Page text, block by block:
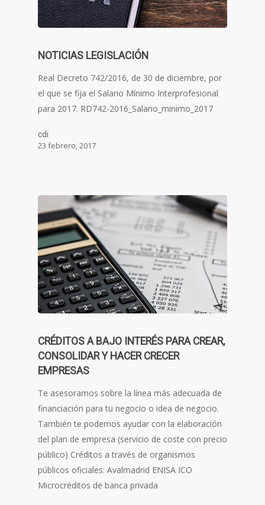
NOTICIAS LEGISLACIÓN
Real Decreto 742/2016, de 30 de diciembre, por
el que se fija el Salario Mínimo Interprofesional
para 2017. RD742-2016_Salario_minimo_2017
cdi
23 febrero, 2017
CRÉDITOS A BAJO INTERÉS PARA CREAR,
CONSOLIDAR Y HACER CRECER
EMPRESAS
Te asesoramos sobre la línea más adecuada de
financiación para tu negocio o idea de negocio.
También te podemos ayudar con la elaboración
del plan de empresa (servicio de coste con precio
público) Créditos a través de organismos
públicos oficiales: Avalmadrid ENISA ICO
Microcréditos de banca privada